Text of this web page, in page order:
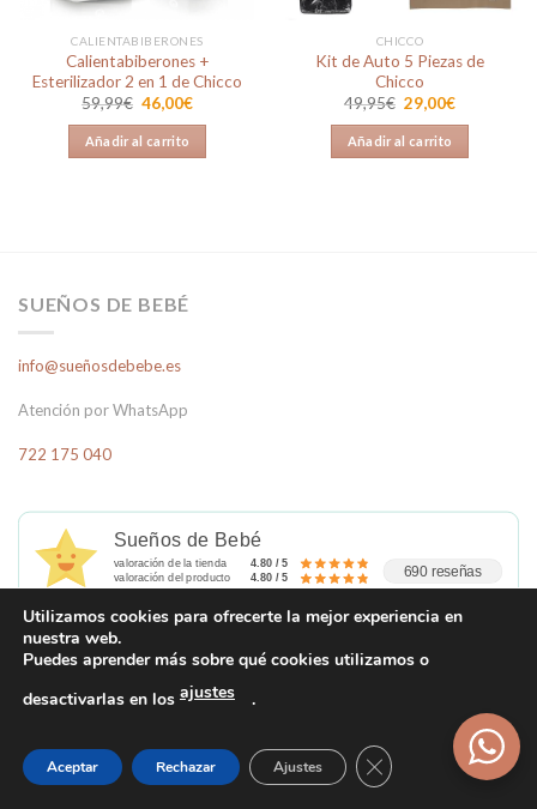
CALIENTABIBERONES
Calientabiberones +
Esterilizador 2 en 1 de Chicco
59,99€ El
precio
original
era:
59,99€.
46,00€El
46,00€.
Añadir al carrito
CHICCO
Kit de Auto 5 Piezas de
Chicco
49,95€ El
precio
original
era:
49,95€.
29,00€El
29,00€.
Añadir al carrito
SUEÑOS DE BEBÉ
info@sueñosdebebe.es
Atención por WhatsApp
722 175 040
Sueños de Bebé
valoración de la tienda 4.80 / 5
valoración del producto 4.80 / 5 690 reseñas
TIENDA
Condiciones generales de Venta
Utilizamos cookies para ofrecerte la mejor experiencia en
nuestra web.
Puedes aprender más sobre qué cookies utilizamos o
desactivarlas en los ajustes .
Aceptar Rechazar Ajustes Cerrar el banner de